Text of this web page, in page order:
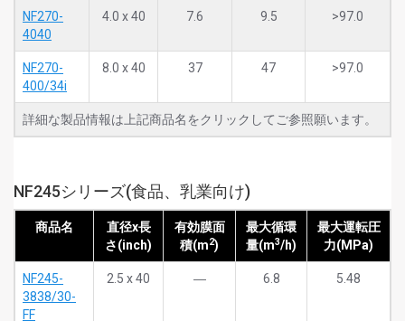
NF270-
4040
4.0 x 40 7.6 9.5 >97.0
NF270-
400/34i
8.0 x 40 37 47 >97.0
詳細な製品情報は上記商品名をクリックしてご参照願います。
NF245シリーズ(食品、乳業向け)
商品名
直径x長
さ(inch)
有効膜面
積(m2)
最大循環
量(m3/h)
最大運転圧
力(MPa)
NF245-
3838/30-
FF
2.5 x 40 ― 6.8 5.48